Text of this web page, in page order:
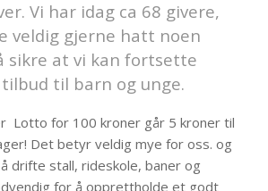
Vi har idag ca 68 givere,
veldig gjerne hatt noen
sikre at vi kan fortsette
til barn og unge.
Lotto for 100 kroner går 5 kroner til
Det betyr veldig mye for oss. og
drifte stall, rideskole, baner og
for å opprettholde et godt